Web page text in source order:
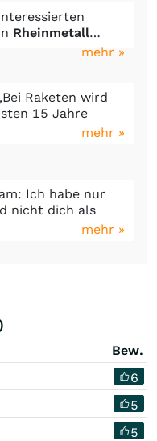
Rheinmetall…
mehr »
Raketen wird
15 Jahre
mehr »
Ich habe nur
nicht dich als
mehr »
Bew.
6
5
5